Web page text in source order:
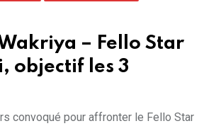
Wakriya – Fello Star
objectif les 3
convoqué pour affronter le Fello Star